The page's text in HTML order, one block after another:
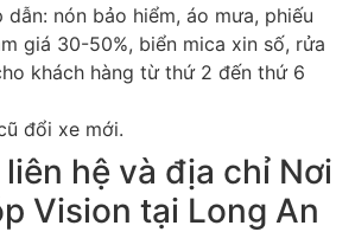
dẫn: nón bảo hiểm, áo mưa, phiếu
giá 30-50%, biển mica xin số, rửa
khách hàng từ thứ 2 đến thứ 6
đổi xe mới.
hệ và địa chỉ Nơi
Vision tại Long An